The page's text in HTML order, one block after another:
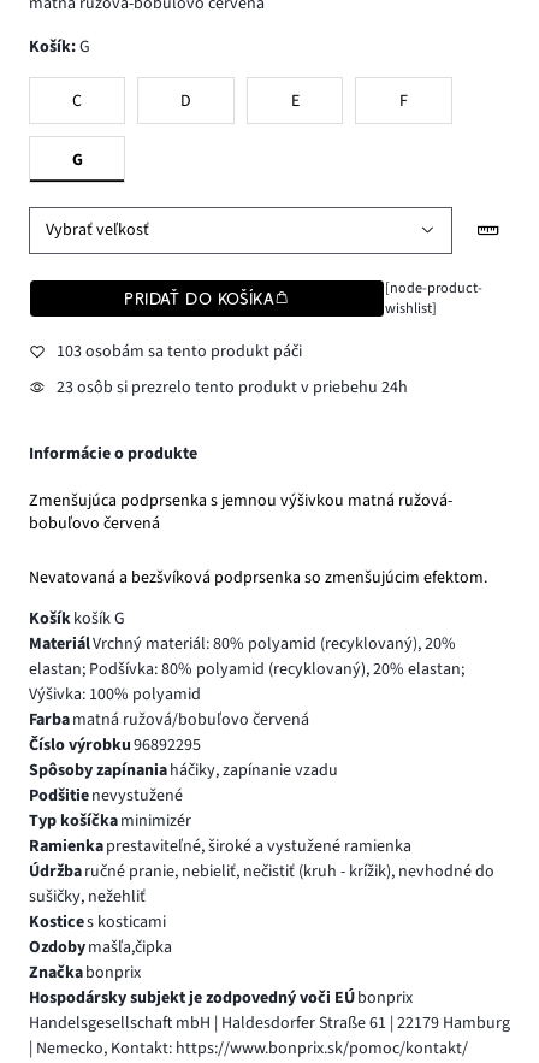
Košík:G
C D E F
G
Vybrať veľkosť
PRIDAŤ DO KOŠÍKA
[node-product-
wishlist]
103 osobám sa tento produkt páči
23 osôb si prezrelo tento produkt v priebehu 24h
Informácie o produkte
Zmenšujúca podprsenka s jemnou výšivkou matná ružová-
bobuľovo červená
Nevatovaná a bezšvíková podprsenka so zmenšujúcim efektom.
Košíkkošík G
MateriálVrchný materiál: 80% polyamid (recyklovaný), 20%
elastan; Podšívka: 80% polyamid (recyklovaný), 20% elastan;
Výšivka: 100% polyamid
Farbamatná ružová/bobuľovo červená
Číslo výrobku96892295
Spôsoby zapínaniaháčiky, zapínanie vzadu
Podšitienevystužené
Typ košíčkaminimizér
Ramienkaprestaviteľné, široké a vystužené ramienka
Údržbaručné pranie, nebieliť, nečistiť (kruh - krížik), nevhodné do
sušičky, nežehliť
Kostices kosticami
Ozdobymašľa,čipka
Značkabonprix
Hospodársky subjekt je zodpovedný voči EÚbonprix
Handelsgesellschaft mbH | Haldesdorfer Straße 61 | 22179 Hamburg
| Nemecko, Kontakt: https://www.bonprix.sk/pomoc/kontakt/